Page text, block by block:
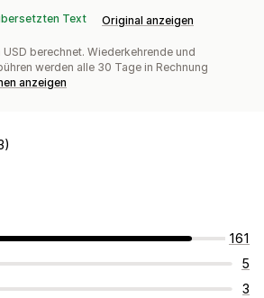
Text Original anzeigen
berechnet. Wiederkehrende und
werden alle 30 Tage in Rechnung
anzeigen
161
5
3